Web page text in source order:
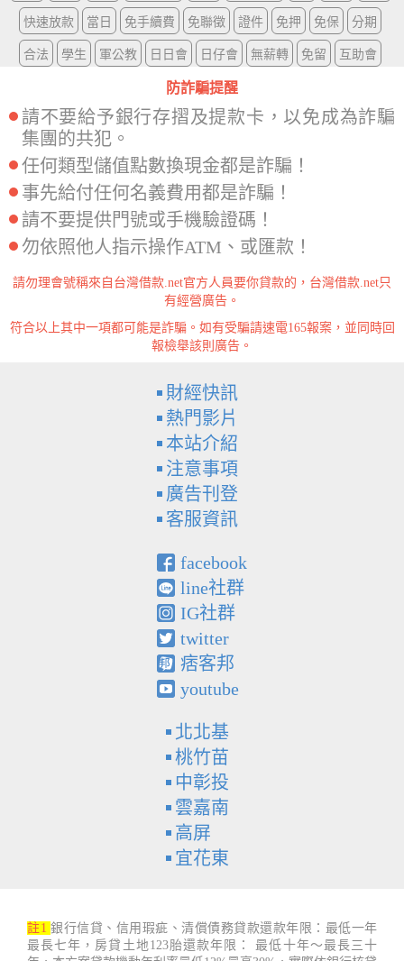
快速放款 當日 免手續費 免聯徵 證件 免押 免保 分期
合法 學生 軍公教 日日會 日仔會 無薪轉 免留 互助會
防詐騙提醒
請不要給予銀行存摺及提款卡，以免成為詐騙
集團的共犯。
任何類型儲值點數換現金都是詐騙！
事先給付任何名義費用都是詐騙！
請不要提供門號或手機驗證碼！
勿依照他人指示操作ATM、或匯款！
請勿理會號稱來自台灣借款.net官方人員要你貸款的，台灣借款.net只
有經營廣告。
符合以上其中一項都可能是詐騙。如有受騙請速電165報案，並同時回
報檢舉該則廣告。
財經快訊
熱門影片
本站介紹
注意事項
廣告刊登
客服資訊
facebook
line社群
IG社群
twitter
痞客邦
youtube
北北基
桃竹苗
中彰投
雲嘉南
高屏
宜花東
註1 銀行信貸、信用瑕疵、清償債務貸款還款年限：最低一年
最長七年，房貸土地123胎還款年限： 最低十年～最長三十